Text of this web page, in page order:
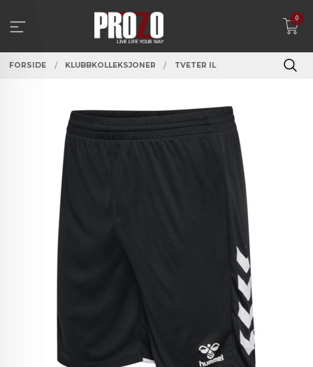
innholdet
0
FORSIDE KLUBBKOLLEKSJONER TVETER IL